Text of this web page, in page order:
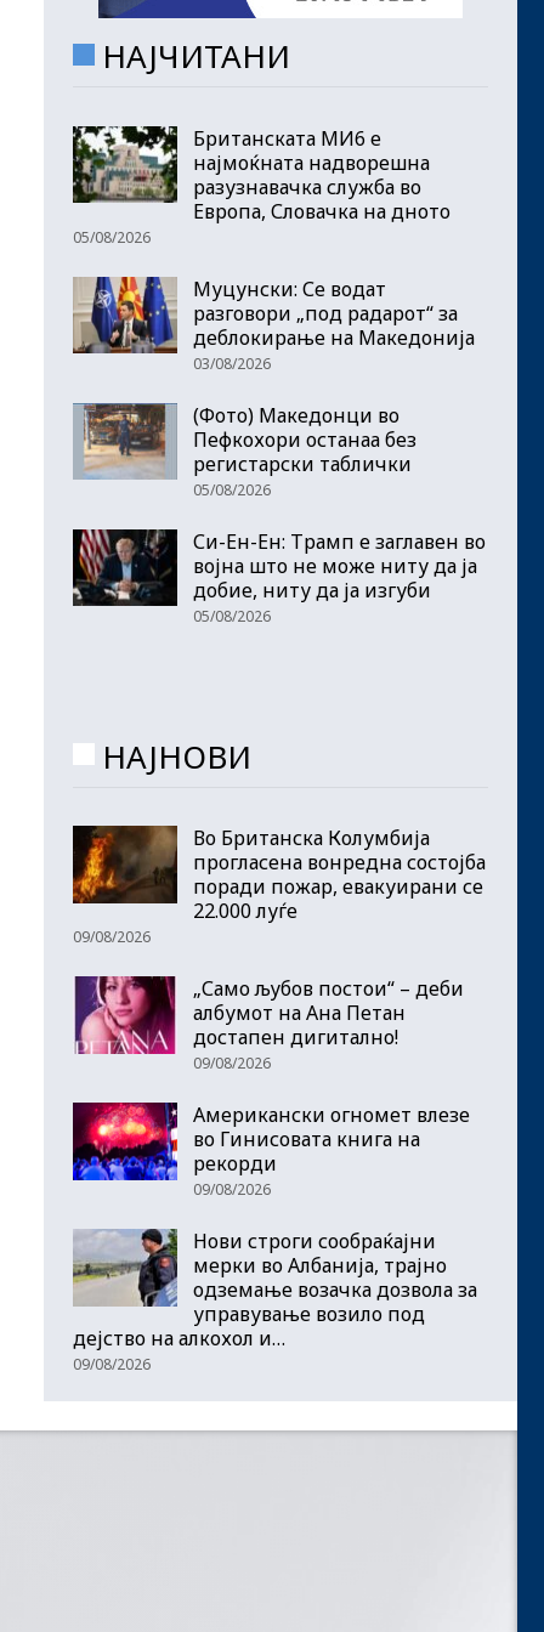
НАЈЧИТАНИ
Британската МИ6 е
најмоќната надворешна
разузнавачка служба во
Европа, Словачка на дното
05/08/2026
Муцунски: Се водат
разговори „под радарот“ за
деблокирање на Македонија
03/08/2026
(Фото) Македонци во
Пефкохори останаа без
регистарски таблички
05/08/2026
Си-Ен-Ен: Трамп е заглавен во
војна што не може ниту да ја
добие, ниту да ја изгуби
05/08/2026
НАЈНОВИ
Во Британска Колумбија
прогласена вонредна состојба
поради пожар, евакуирани се
22.000 луѓе
09/08/2026
„Само љубов постои“ – деби
албумот на Ана Петан
достапен дигитално!
09/08/2026
Американски огномет влезе
во Гинисовата книга на
рекорди
09/08/2026
Нови строги сообраќајни
мерки во Aлбанија, трајно
одземање возачка дозвола за
управување возило под
дејство на алкохол и…
09/08/2026